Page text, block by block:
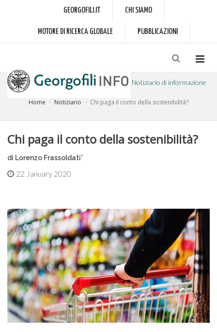
GEORGOFILI.IT CHI SIAMO
MOTORE DI RICERCA GLOBALE PUBBLICAZIONI
Notiziario di informazione
Home Notiziario Chi paga il conto della sostenibilità?
Chi paga il conto della sostenibilità?
di Lorenzo Frassoldati*
22 January 2020